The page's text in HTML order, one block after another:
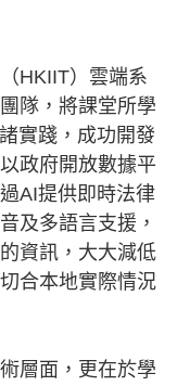
HKIIT）雲端系
隊，將課堂所學
實踐，成功開發
政府開放數據平
AI提供即時法律
及多語言支援，
資訊，大大減低
合本地實際情況
層面，更在於學